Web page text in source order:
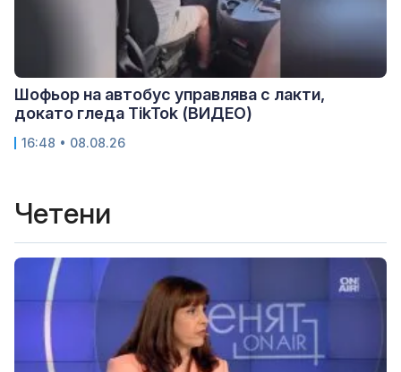
Шофьор на автобус управлява с лакти,
докато гледа TikTok (ВИДЕО)
16:48 • 08.08.26
Четени